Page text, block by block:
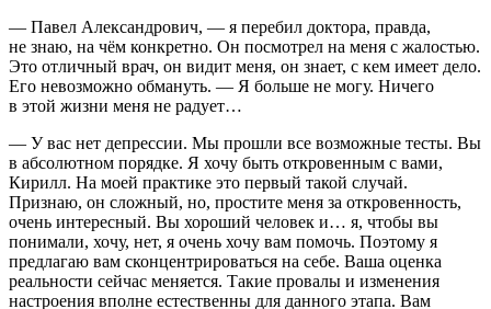
— Павел Александрович, — я перебил доктора, правда,
не знаю, на чём конкретно. Он посмотрел на меня с жалостью.
Это отличный врач, он видит меня, он знает, с кем имеет дело.
Его невозможно обмануть. — Я больше не могу. Ничего
в этой жизни меня не радует…
— У вас нет депрессии. Мы прошли все возможные тесты. Вы
в абсолютном порядке. Я хочу быть откровенным с вами,
Кирилл. На моей практике это первый такой случай.
Признаю, он сложный, но, простите меня за откровенность,
очень интересный. Вы хороший человек и… я, чтобы вы
понимали, хочу, нет, я очень хочу вам помочь. Поэтому я
предлагаю вам сконцентрироваться на себе. Ваша оценка
реальности сейчас меняется. Такие провалы и изменения
настроения вполне естественны для данного этапа. Вам